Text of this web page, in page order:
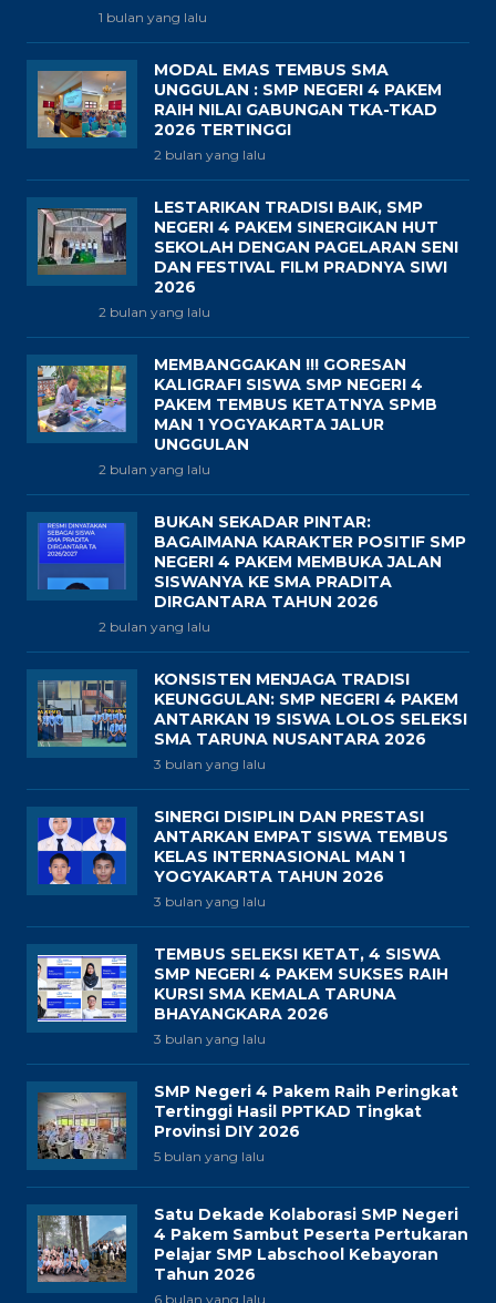
1 bulan yang lalu
MODAL EMAS TEMBUS SMA
UNGGULAN : SMP NEGERI 4 PAKEM
RAIH NILAI GABUNGAN TKA-TKAD
2026 TERTINGGI
2 bulan yang lalu
LESTARIKAN TRADISI BAIK, SMP
NEGERI 4 PAKEM SINERGIKAN HUT
SEKOLAH DENGAN PAGELARAN SENI
DAN FESTIVAL FILM PRADNYA SIWI
2026
2 bulan yang lalu
MEMBANGGAKAN !!! GORESAN
KALIGRAFI SISWA SMP NEGERI 4
PAKEM TEMBUS KETATNYA SPMB
MAN 1 YOGYAKARTA JALUR
UNGGULAN
2 bulan yang lalu
BUKAN SEKADAR PINTAR:
BAGAIMANA KARAKTER POSITIF SMP
NEGERI 4 PAKEM MEMBUKA JALAN
SISWANYA KE SMA PRADITA
DIRGANTARA TAHUN 2026
2 bulan yang lalu
KONSISTEN MENJAGA TRADISI
KEUNGGULAN: SMP NEGERI 4 PAKEM
ANTARKAN 19 SISWA LOLOS SELEKSI
SMA TARUNA NUSANTARA 2026
3 bulan yang lalu
SINERGI DISIPLIN DAN PRESTASI
ANTARKAN EMPAT SISWA TEMBUS
KELAS INTERNASIONAL MAN 1
YOGYAKARTA TAHUN 2026
3 bulan yang lalu
TEMBUS SELEKSI KETAT, 4 SISWA
SMP NEGERI 4 PAKEM SUKSES RAIH
KURSI SMA KEMALA TARUNA
BHAYANGKARA 2026
3 bulan yang lalu
SMP Negeri 4 Pakem Raih Peringkat
Tertinggi Hasil PPTKAD Tingkat
Provinsi DIY 2026
5 bulan yang lalu
Satu Dekade Kolaborasi SMP Negeri
4 Pakem Sambut Peserta Pertukaran
Pelajar SMP Labschool Kebayoran
Tahun 2026
6 bulan yang lalu